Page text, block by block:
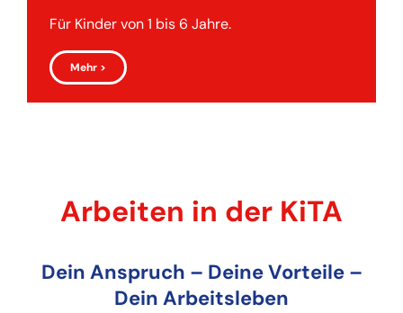
Für Kinder von 1 bis 6 Jahre.
Mehr >
Arbeiten in der KiTA
Dein Anspruch – Deine Vorteile –
Dein Arbeitsleben